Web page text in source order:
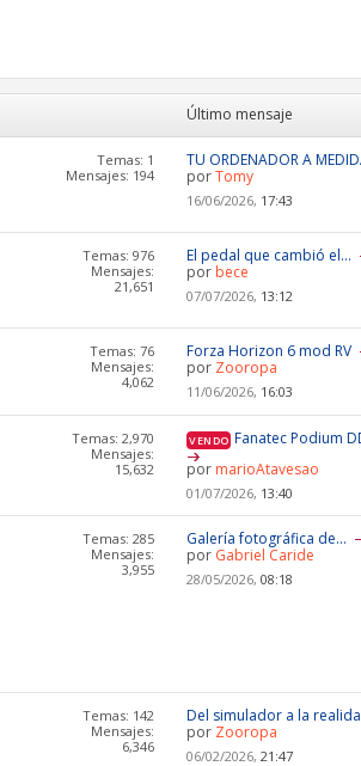
Último mensaje
Temas: 1
Mensajes: 194
TU ORDENADOR A
porTomy
16/06/2026, 17:43
Temas: 976
Mensajes:
21,651
El pedal que cambió el...
por bece
07/07/2026, 13:12
Temas: 76
Mensajes:
4,062
Forza Horizon 6 mod RV
por Zooropa
11/06/2026, 16:03
Temas: 2,970
Mensajes:
15,632
VENDO Fanatec Podium
por marioAtavesao
01/07/2026, 13:40
Temas: 285
Mensajes:
3,955
Galería fotográfica de...
por Gabriel Caride
28/05/2026,08:18
Temas: 142
Mensajes:
6,346
Del simulador a la
por Zooropa
06/02/2026,21:47